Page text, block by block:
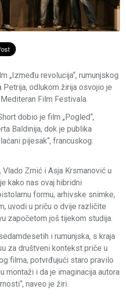
„Između revolucija“, rumunjskog
Petrija, odlukom žirija osvojio je
Film Festivala.
dobio je film „Pogled“,
Baldinija, dok je publika
pijesak“, francuskog
Zrnić i Asja Krsmanović u
kako nas ovaj hibridni
formu, arhivske snimke,
uvodi u priču o dvije različite
započetom još tijekom studija.
i rumunjska, s kraja
za društveni kontekst priče u
filma, potvrđujući staro pravilo
montaži i da je imaginacija autora
naveo je žiri.